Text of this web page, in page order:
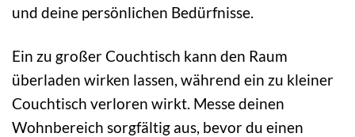
und deine persönlichen Bedürfnisse.
Ein zu großer Couchtisch kann den Raum
überladen wirken lassen, während ein zu kleiner
Couchtisch verloren wirkt. Messe deinen
Wohnbereich sorgfältig aus, bevor du einen